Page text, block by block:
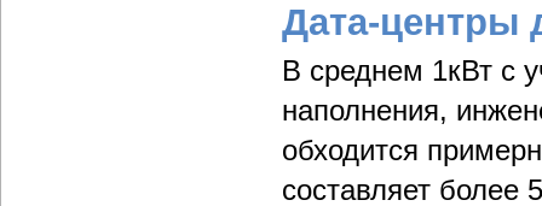
Дата-центры
В среднем 1кВт с
наполнения,
обходится
составляет более